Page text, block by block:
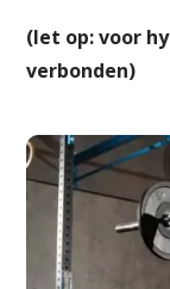
(let op: voor
verbonden)